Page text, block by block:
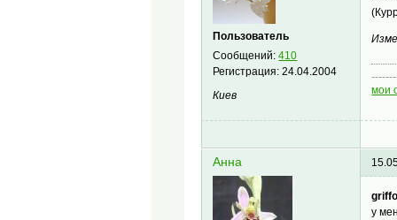
Пользователь
Сообщений:410
Регистрация:24.04.2004
Киев
мои
Анна
у